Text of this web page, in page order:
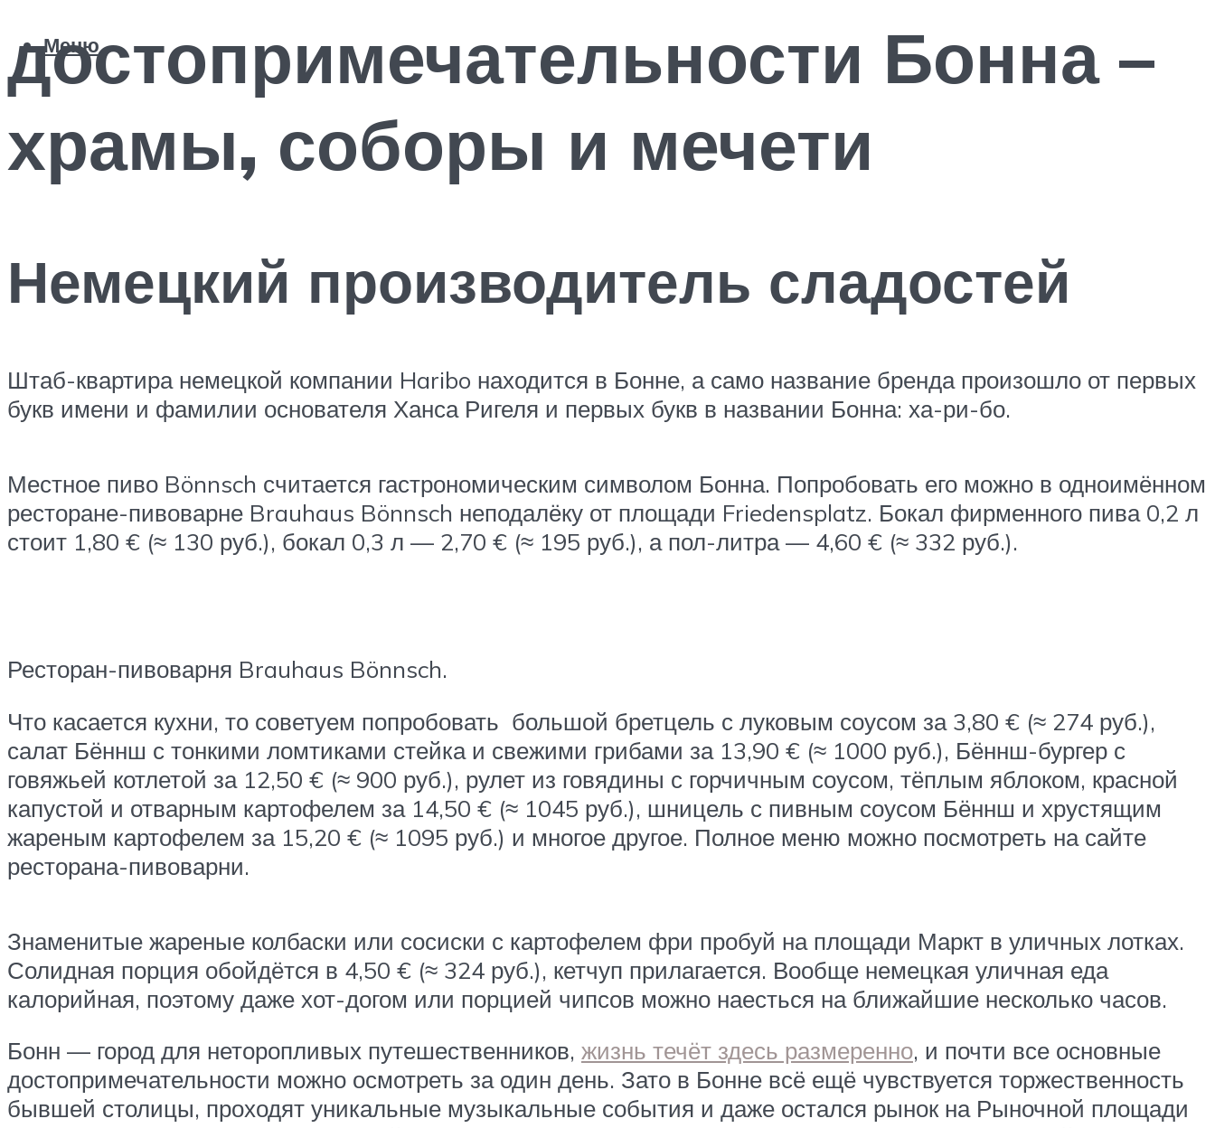
Меню
достопримечательности Бонна –
храмы, соборы и мечети
Немецкий производитель сладостей
Штаб-квартира немецкой компании Haribo находится в Бонне, а само название бренда произошло от первых
букв имени и фамилии основателя Ханса Ригеля и первых букв в названии Бонна: ха-ри-бо.
Местное пиво Bönnsch считается гастрономическим символом Бонна. Попробовать его можно в одноимённом
ресторане-пивоварне Brauhaus Bönnsch неподалёку от площади Friedensplatz. Бокал фирменного пива 0,2 л
стоит 1,80 € (≈ 130 руб.), бокал 0,3 л — 2,70 € (≈ 195 руб.), а пол-литра — 4,60 € (≈ 332 руб.).
Ресторан-пивоварня Brauhaus Bönnsch.
Что касается кухни, то советуем попробовать большой бретцель с луковым соусом за 3,80 € (≈ 274 руб.),
салат Бённш с тонкими ломтиками стейка и свежими грибами за 13,90 € (≈ 1000 руб.), Бённш-бургер с
говяжьей котлетой за 12,50 € (≈ 900 руб.), рулет из говядины с горчичным соусом, тёплым яблоком, красной
капустой и отварным картофелем за 14,50 € (≈ 1045 руб.), шницель с пивным соусом Бённш и хрустящим
жареным картофелем за 15,20 € (≈ 1095 руб.) и многое другое. Полное меню можно посмотреть на сайте
ресторана-пивоварни.
Знаменитые жареные колбаски или сосиски с картофелем фри пробуй на площади Маркт в уличных лотках.
Солидная порция обойдётся в 4,50 € (≈ 324 руб.), кетчуп прилагается. Вообще немецкая уличная еда
калорийная, поэтому даже хот-догом или порцией чипсов можно наесться на ближайшие несколько часов.
Бонн — город для неторопливых путешественников, жизнь течёт здесь размеренно, и почти все основные
достопримечательности можно осмотреть за один день. Зато в Бонне всё ещё чувствуется торжественность
бывшей столицы, проходят уникальные музыкальные события и даже остался рынок на Рыночной площади